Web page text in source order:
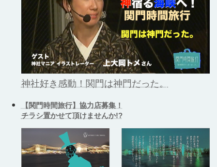
神社好き感動！関門は神門だった。
【関門時間旅行】協力店募集！
チラシ置かせて頂けませんか!?